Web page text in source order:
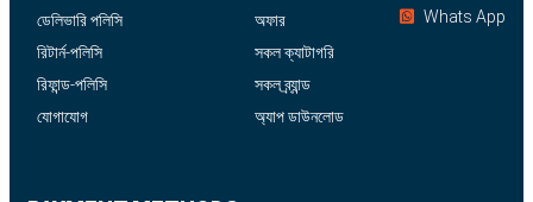
ডেলিভারি পলিসি
রিটার্ন-পলিসি
রিফান্ড-পলিসি
যোগাযোগ
অফার
সকল ক্যাটাগরি
সকল ব্র্যান্ড
অ্যাপ ডাউনলোড
Whats App